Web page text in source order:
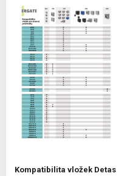
Kompatibilita vložek Detas